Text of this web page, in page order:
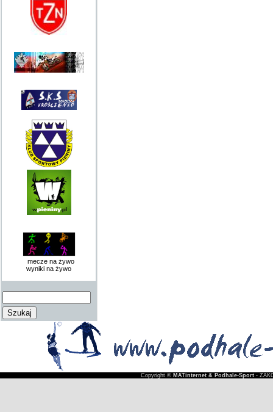
mecze na żywo
wyniki na żywo
Copyright © MATinternet & Podhale-Sport-